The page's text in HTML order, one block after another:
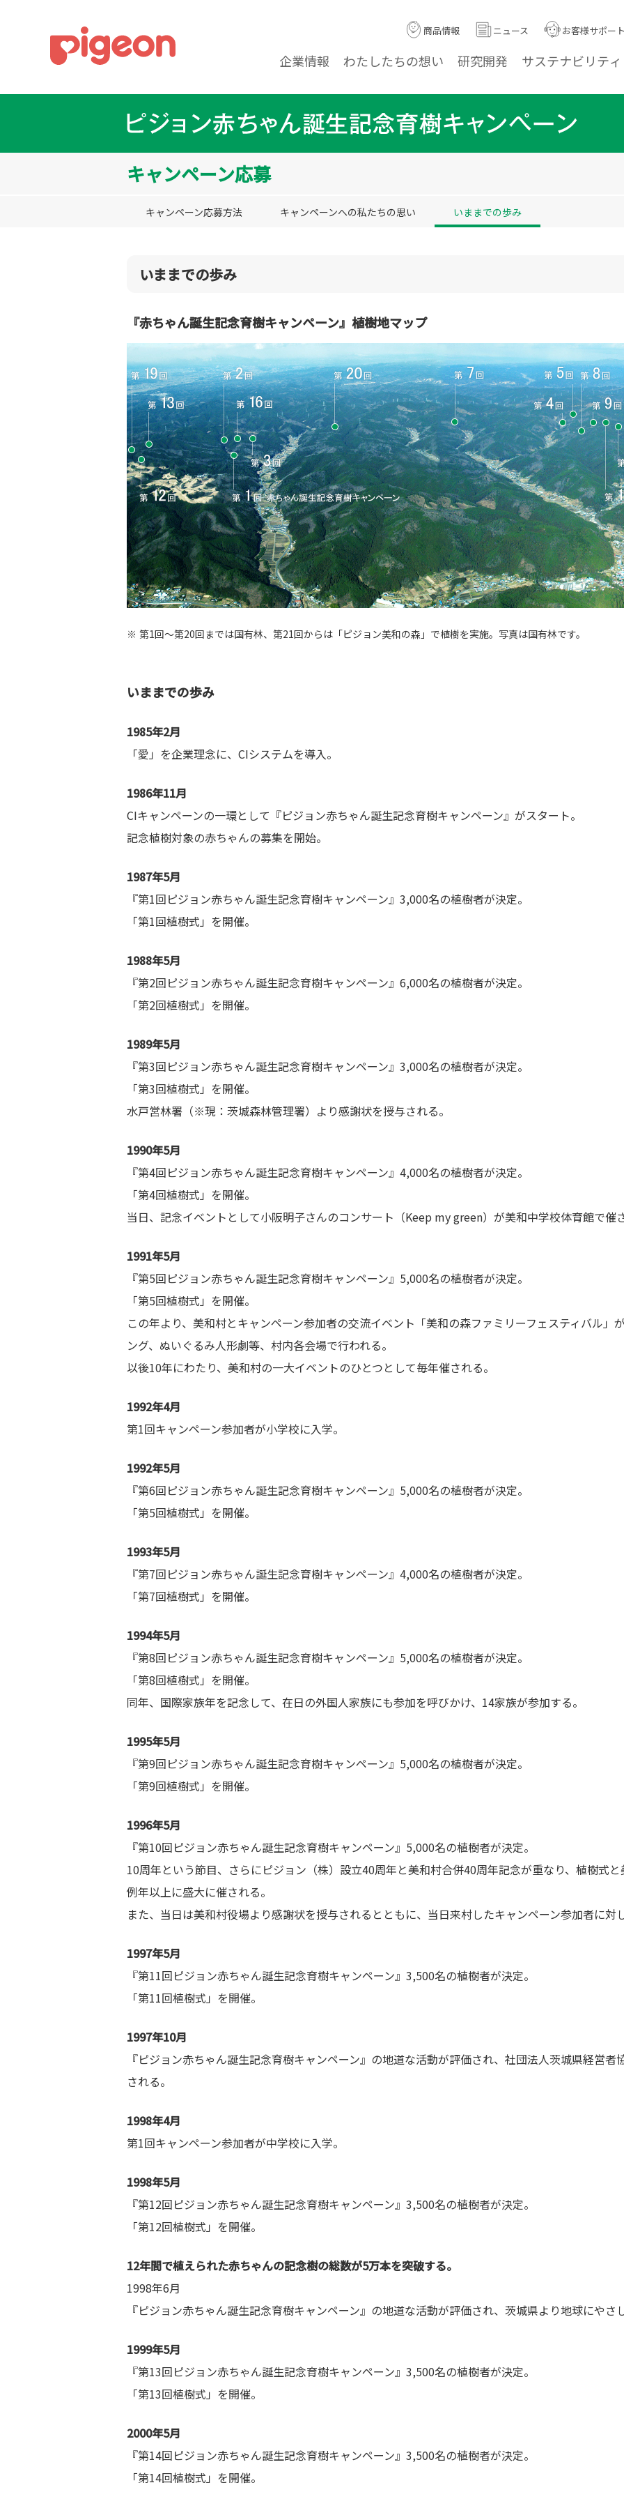
企業情報 わたしたちの想い 研究開発 サステナビリティ
商品情報 ニュース お客様サポー
キャンペーン応募
キャンペーン応募方法 キャンペーンへの私たちの思い いままでの歩み
いままでの歩み
『赤ちゃん誕生記念育樹キャンペーン』植樹地マップ
第1回～第20回までは国有林、第21回からは「ピジョン美和の森」で植樹を実施。写真は国有林です。
いままでの歩み
1985年2月
「愛」を企業理念に、CIシステムを導入。
1986年11月
CIキャンペーンの一環として『ピジョン赤ちゃん誕生記念育樹キャンペーン』がスタート。
記念植樹対象の赤ちゃんの募集を開始。
1987年5月
『第1回ピジョン赤ちゃん誕生記念育樹キャンペーン』3,000名の植樹者が決定。
「第1回植樹式」を開催。
1988年5月
『第2回ピジョン赤ちゃん誕生記念育樹キャンペーン』6,000名の植樹者が決定。
「第2回植樹式」を開催。
1989年5月
『第3回ピジョン赤ちゃん誕生記念育樹キャンペーン』3,000名の植樹者が決定。
「第3回植樹式」を開催。
水戸営林署（※現：茨城森林管理署）より感謝状を授与される。
1990年5月
『第4回ピジョン赤ちゃん誕生記念育樹キャンペーン』4,000名の植樹者が決定。
「第4回植樹式」を開催。
当日、記念イベントとして小阪明子さんのコンサート（Keep my green）が美和中学校体育館で催
1991年5月
『第5回ピジョン赤ちゃん誕生記念育樹キャンペーン』5,000名の植樹者が決定。
「第5回植樹式」を開催。
この年より、美和村とキャンペーン参加者の交流イベント「美和の森ファミリーフェスティバル」
ング、ぬいぐるみ人形劇等、村内各会場で行われる。
以後10年にわたり、美和村の一大イベントのひとつとして毎年催される。
1992年4月
第1回キャンペーン参加者が小学校に入学。
1992年5月
『第6回ピジョン赤ちゃん誕生記念育樹キャンペーン』5,000名の植樹者が決定。
「第5回植樹式」を開催。
1993年5月
『第7回ピジョン赤ちゃん誕生記念育樹キャンペーン』4,000名の植樹者が決定。
「第7回植樹式」を開催。
1994年5月
『第8回ピジョン赤ちゃん誕生記念育樹キャンペーン』5,000名の植樹者が決定。
「第8回植樹式」を開催。
同年、国際家族年を記念して、在日の外国人家族にも参加を呼びかけ、14家族が参加する。
1995年5月
『第9回ピジョン赤ちゃん誕生記念育樹キャンペーン』5,000名の植樹者が決定。
「第9回植樹式」を開催。
1996年5月
『第10回ピジョン赤ちゃん誕生記念育樹キャンペーン』5,000名の植樹者が決定。
10周年という節目、さらにピジョン（株）設立40周年と美和村合併40周年記念が重なり、植樹式
例年以上に盛大に催される。
また、当日は美和村役場より感謝状を授与されるとともに、当日来村したキャンペーン参加者に対
1997年5月
『第11回ピジョン赤ちゃん誕生記念育樹キャンペーン』3,500名の植樹者が決定。
「第11回植樹式」を開催。
1997年10月
『ピジョン赤ちゃん誕生記念育樹キャンペーン』の地道な活動が評価され、社団法人茨城県経営
される。
1998年4月
第1回キャンペーン参加者が中学校に入学。
1998年5月
『第12回ピジョン赤ちゃん誕生記念育樹キャンペーン』3,500名の植樹者が決定。
「第12回植樹式」を開催。
12年間で植えられた赤ちゃんの記念樹の総数が5万本を突破する。
1998年6月
『ピジョン赤ちゃん誕生記念育樹キャンペーン』の地道な活動が評価され、茨城県より地球にや
1999年5月
『第13回ピジョン赤ちゃん誕生記念育樹キャンペーン』3,500名の植樹者が決定。
「第13回植樹式」を開催。
2000年5月
『第14回ピジョン赤ちゃん誕生記念育樹キャンペーン』3,500名の植樹者が決定。
「第14回植樹式」を開催。